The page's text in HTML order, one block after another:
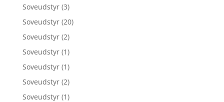
Soveudstyr (3)
Soveudstyr (20)
Soveudstyr (2)
Soveudstyr (1)
Soveudstyr (1)
Soveudstyr (2)
Soveudstyr (1)